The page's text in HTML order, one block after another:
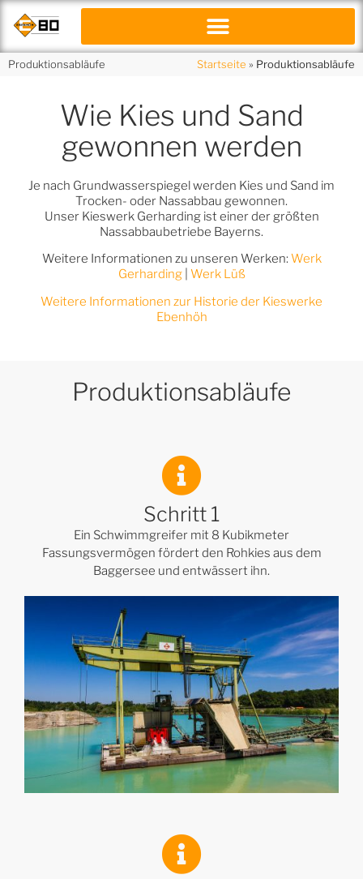
Produktionsabläufe Startseite » Produktionsabläufe
Wie Kies und Sand
gewonnen werden
Je nach Grundwasserspiegel werden Kies und Sand im
Trocken- oder Nassabbau gewonnen.
Unser Kieswerk Gerharding ist einer der größten
Nassabbaubetriebe Bayerns.
Weitere Informationen zu unseren Werken: Werk
Gerharding| Werk Lüß
Weitere Informationen zur Historie der Kieswerke
Ebenhöh
Produktionsabläufe
Schritt 1
Ein Schwimmgreifer mit 8 Kubikmeter
Fassungsvermögen fördert den Rohkies aus dem
Baggersee und entwässert ihn.